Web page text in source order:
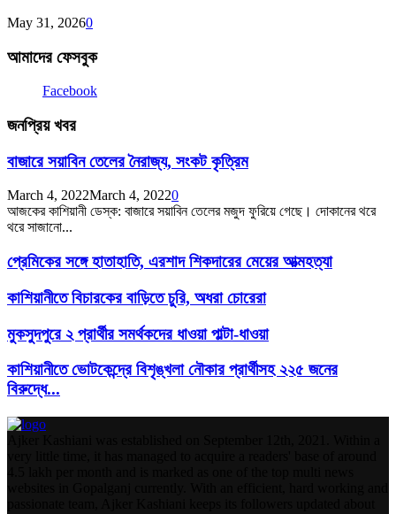
May 31, 20260
আমাদের ফেসবুক
Facebook
জনপ্রিয় খবর
বাজারে সয়াবিন তেলের নৈরাজ্য, সংকট কৃত্রিম
March 4, 2022March 4, 20220
আজকের কাশিয়ানী ডেস্ক: বাজারে সয়াবিন তেলের মজুদ ফুরিয়ে গেছে। দোকানের থরে
থরে সাজানো...
প্রেমিকের সঙ্গে হাতাহাতি, এরশাদ শিকদারের মেয়ের আত্মহত্যা
কাশিয়ানীতে বিচারকের বাড়িতে চুরি, অধরা চোরেরা
মুকসুদপুরে ২ প্রার্থীর সমর্থকদের ধাওয়া পাল্টা-ধাওয়া
কাশিয়ানীতে ভোটকেন্দ্রে বিশৃঙ্খলা নৌকার প্রার্থীসহ ২২৫ জনের
বিরুদ্ধে...